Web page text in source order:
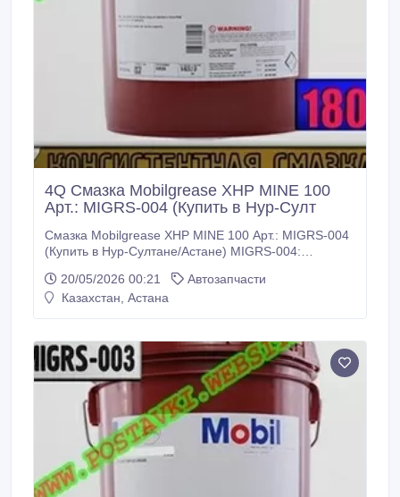
4Q Смазка Mobilgrease XHP MINE 100
Арт.: MIGRS-004 (Купить в Нур-Султ
Смазка Mobilgrease XHP MINE 100 Арт.: MIGRS-004
(Купить в Нур-Султане/Астане) MIGRS-004:
Mine представляют собой специальную смазку на
основе литиевого комплекса, созданную для очень
литиевого комплекса с добавлением 5%
дисульфида молибдена.
20/05/2026 00:21
Автозапчасти
Казахстан, Астана